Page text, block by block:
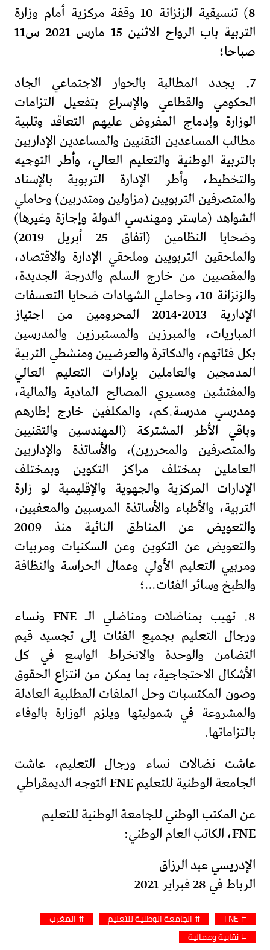
8) تنسيقية الزنزانة 10 وقفة مركزية أمام وزارة
التربية باب الرواح الاثنين 15 مارس 2021 س11
صباحا؛
7. يجدد المطالبة بالحوار الاجتماعي الجاد
الحكومي والقطاعي والإسراع بتفعيل التزامات
الوزارة وإدماج المفروض عليهم التعاقد وتلبية
مطالب المساعدين التقنيين والمساعدين الإداريين
بالتربية الوطنية والتعليم العالي، وأطر التوجيه
والتخطيط، وأطر الإدارة التربوية بالإسناد
والمتصرفين التربويين (مزاولين ومتدربين) وحاملي
الشواهد (ماستر ومهندسي الدولة وإجازة وغيرها)
وضحايا النظامين (اتفاق 25 أبريل 2019)
والملحقين التربويين وملحقي الإدارة والاقتصاد،
والمقصيين من خارج السلم والدرجة الجديدة،
والزنزانة 10، وحاملي الشهادات ضحايا التعسفات
الإدارية 2013-2014 المحرومين من اجتياز
المباريات، والمبرزين والمستبرزين والمدرسين
بكل فئاتهم، والدكاترة والعرضيين ومنشطي التربية
المدمجين والعاملين بإدارات التعليم العالي
والمفتشين ومسيري المصالح المادية والمالية،
ومدرسي مدرسة.كم، والمكلفين خارج إطارهم
وباقي الأطر المشتركة (المهندسين والتقنيين
والمتصرفين والمحررين)، والأساتذة والإداريين
العاملين بمختلف مراكز التكوين وبمختلف
الإدارات المركزية والجهوية والإقليمية لو زارة
التربية، والأطباء والأساتذة المرسبين والمعفيين،
والتعويض عن المناطق النائية منذ 2009
والتعويض عن التكوين وعن السكنيات ومربيات
ومربيي التعليم الأولي وعمال الحراسة والنظافة
والطبخ وسائر الفئات…؛
8. تهيب بمناضلات ومناضلي الـ FNE ونساء
ورجال التعليم بجميع الفئات إلى تجسيد قيم
التضامن والوحدة والانخراط الواسع في كل
الأشكال الاحتجاجية، بما يمكن من انتزاع الحقوق
وصون المكتسبات وحل الملفات المطلبية العادلة
والمشروعة في شموليتها ويلزم الوزارة بالوفاء
بالتزاماتها.
عاشت نضالات نساء ورجال التعليم، عاشت
الجامعة الوطنية للتعليم FNE التوجه الديمقراطي
عن المكتب الوطني للجامعة الوطنية للتعليم
FNE، الكاتب العام الوطني:
الإدريسي عبد الرزاق
الرباط في 28 فبراير 2021
FNE الجامعة الوطنية للتعليم
المغرب
نقابية وعمالية